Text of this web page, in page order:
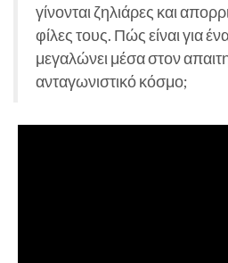
γίνονται ζηλιάρες και
φίλες τους. Πώς είναι για
μεγαλώνει μέσα στον
ανταγωνιστικό κόσμο;